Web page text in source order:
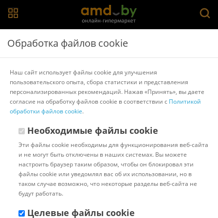
Главная > Каталог товаров Стайлеры
Выпрямитель Конусная плойка
Мультистайлер
Спиральная плойка
Расческа-стайлер Scarlett
Код: 7288964 В наличии
Выпрямитель SenCiciMen X10
EU (розовый)
10.00 ƃ
Обработка файлов cookie
Наш сайт использует файлы cookie для улучшения
пользовательского опыта, сбора статистики и представления
персонализированных рекомендаций. Нажав «Принять», вы даете
согласие на обработку файлов cookie в соответствии с Политикой
обработки файлов cookie.
Необходимые файлы cookie
Эти файлы cookie необходимы для функционирования веб-сайта
и не могут быть отключены в наших системах. Вы можете
настроить браузер таким образом, чтобы он блокировал эти
файлы cookie или уведомлял вас об их использовании, но в
таком случае возможно, что некоторые разделы веб-сайта не
будут работать.
Целевые файлы cookie